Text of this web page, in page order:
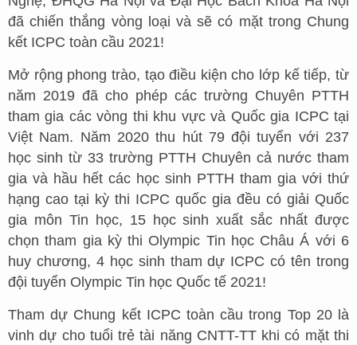
đã chiến thắng vòng loại và sẽ có mặt trong Chung
kết ICPC toàn cầu 2021!
Mở rộng phong trào, tạo điều kiện cho lớp kế tiếp, từ
năm 2019 đã cho phép các trường Chuyên PTTH
tham gia các vòng thi khu vực và Quốc gia ICPC tại
Việt Nam. Năm 2020 thu hút 79 đội tuyển với 237
học sinh từ 33 trường PTTH Chuyên cả nước tham
gia và hầu hết các học sinh PTTH tham gia với thứ
hạng cao tại kỳ thi ICPC quốc gia đều có giải Quốc
gia môn Tin học, 15 học sinh xuất sắc nhất được
chọn tham gia kỳ thi Olympic Tin học Châu Á với 6
huy chương, 4 học sinh tham dự ICPC có tên trong
đội tuyển Olympic Tin học Quốc tế 2021!
Tham dự Chung kết ICPC toàn cầu trong Top 20 là
vinh dự cho tuổi trẻ tài năng CNTT-TT khi có mặt thi